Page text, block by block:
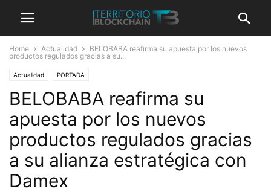
Home Actualidad
BELOBABA reafirma su apuesta por los nuevos
productos regulados gracias a su...
Actualidad PORTADA
BELOBABA reafirma su
apuesta por los nuevos
productos regulados gracias
a su alianza estratégica con
Damex